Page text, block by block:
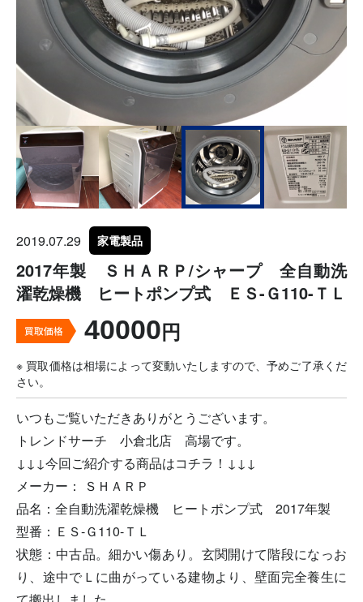
2019.07.29 家電製品
2017年製 ＳＨＡＲＰ/シャープ 全自動洗
濯乾燥機 ヒートポンプ式 ＥＳ-Ｇ110-ＴＬ
40000
※ 買取価格は相場によって変動いたしますので、予めご了承くだ
さい。
いつもご覧いただきありがとうございます。
トレンドサーチ 小倉北店 高場です。
↓↓↓今回ご紹介する商品はコチラ！↓↓↓
メーカー： ＳＨＡＲＰ
品名：全自動洗濯乾燥機 ヒートポンプ式 2017年製
型番：ＥＳ-Ｇ110-ＴＬ
状態：中古品。細かい傷あり。玄関開けて階段になっお
り、途中でＬに曲がっている建物より、壁面完全養生に